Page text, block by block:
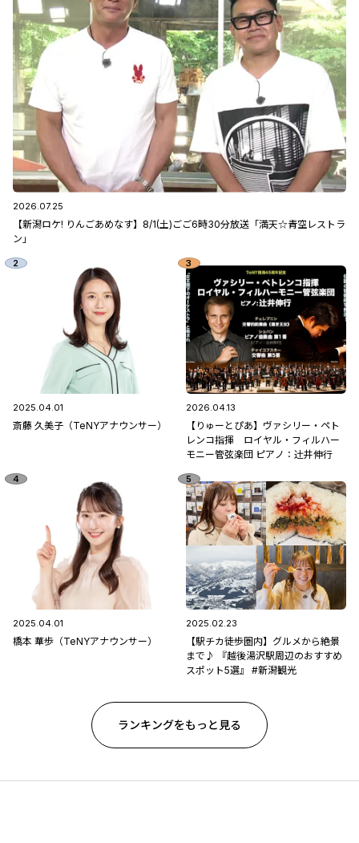
2026.07.25
【新潟ロケ! りんごあめなす】8/1(土)ごご6時30分放送「満天☆青空レストラ
ン」
2025.04.01
斎藤 久美子（TeNYアナウンサー）
2026.04.13
【りゅーとぴあ】ヴァシリー・ペト
レンコ指揮 ロイヤル・フィルハー
モニー管弦楽団 ピアノ：辻󠄀井伸行
2025.04.01
橋本 華歩（TeNYアナウンサー）
2025.02.23
【駅チカ徒歩圏内】グルメから絶景
まで♪ 『越後湯沢駅周辺のおすすめ
スポット5選』 #新潟観光
ランキングをもっと見る